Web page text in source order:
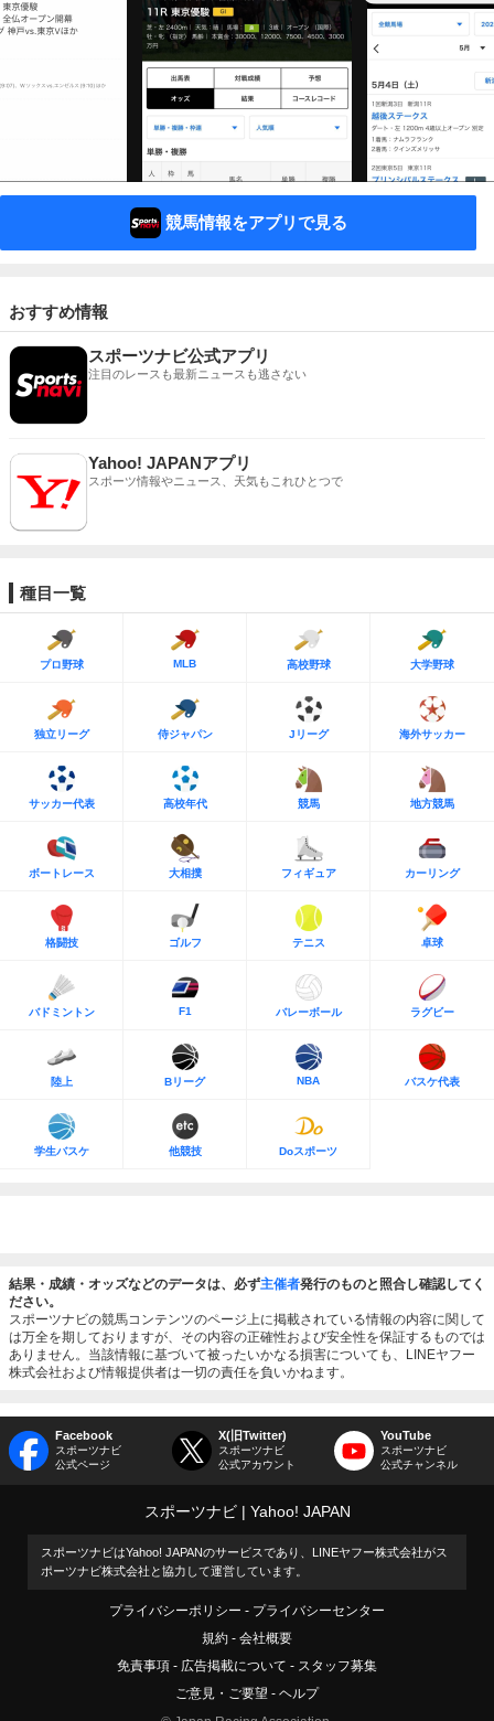
競馬情報をアプリで見る
おすすめ情報
スポーツナビ公式アプリ
注目のレースも最新ニュースも逃さない
Yahoo! JAPANアプリ
スポーツ情報やニュース、天気もこれひとつで
種目一覧
プロ野球 MLB 高校野球 大学野球
独立リーグ 侍ジャパン Jリーグ 海外サッカー
サッカー代表 高校年代 競馬 地方競馬
ボートレース 大相撲 フィギュア カーリング
格闘技 ゴルフ テニス 卓球
バドミントン F1 バレーボール ラグビー
陸上 Bリーグ NBA バスケ代表
学生バスケ 他競技 Doスポーツ
結果・成績・オッズなどのデータは、必ず主催者発行のものと照合し確認してく
ださい。
スポーツナビの競馬コンテンツのページ上に掲載されている情報の内容に関して
は万全を期しておりますが、その内容の正確性および安全性を保証するものでは
ありません。当該情報に基づいて被ったいかなる損害についても、LINEヤフー
株式会社および情報提供者は一切の責任を負いかねます。
Facebook
スポーツナビ
公式ページ
X(旧Twitter)
スポーツナビ
公式アカウント
YouTube
スポーツナビ
公式チャンネル
スポーツナビ Yahoo! JAPAN
スポーツナビはYahoo! JAPANのサービスであり、LINEヤフー株式会社がス
ポーツナビ株式会社と協力して運営しています。
プライバシーポリシー
プライバシーセンター
規約
会社概要
免責事項
広告掲載について
スタッフ募集
ご意見・ご要望
ヘルプ